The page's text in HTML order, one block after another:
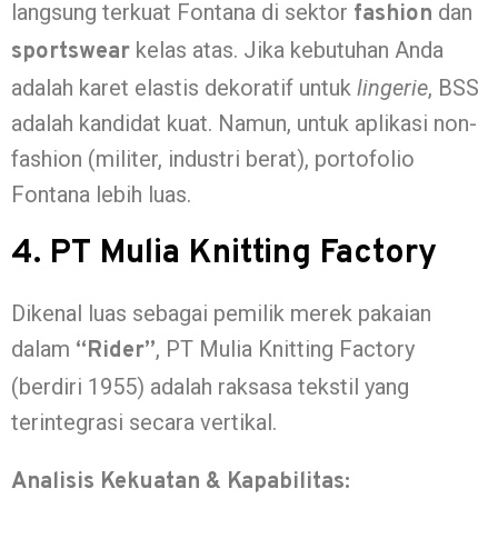
langsung terkuat Fontana di sektor fashion dan
sportswear kelas atas. Jika kebutuhan Anda
adalah karet elastis dekoratif untuk lingerie, BSS
adalah kandidat kuat. Namun, untuk aplikasi non-
fashion (militer, industri berat), portofolio
Fontana lebih luas.
4. PT Mulia Knitting Factory
Dikenal luas sebagai pemilik merek pakaian
dalam “Rider”, PT Mulia Knitting Factory
(berdiri 1955) adalah raksasa tekstil yang
terintegrasi secara vertikal.
Analisis Kekuatan & Kapabilitas: